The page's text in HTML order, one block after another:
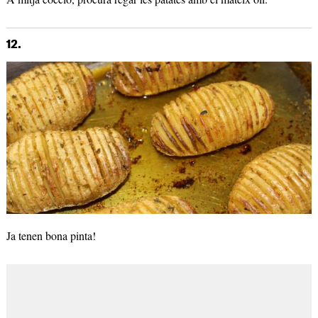
12.
Ja tenen bona pinta!